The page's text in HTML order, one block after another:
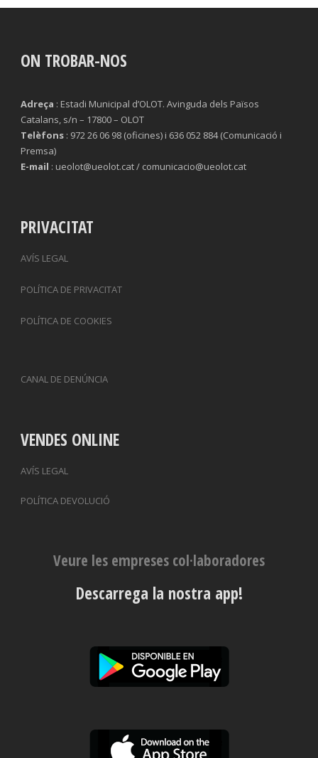
ON TROBAR-NOS
Adreça : Estadi Municipal d’OLOT. Avinguda dels Països
Catalans, s/n – 17800 – OLOT
Telèfons : 972 26 06 98 (oficines) i 636 052 884 (Comunicació i
Premsa)
E-mail : ueolot@ueolot.cat / comunicacio@ueolot.cat
PRIVACITAT
AVÍS LEGAL
POLÍTICA DE PRIVACITAT
POLÍTICA DE COOKIES
CANAL DE DENÚNCIA
VENDES ONLINE
AVÍS LEGAL
POLÍTICA DEVOLUCIÓ
Veure les empreses col·laboradores
Descarrega la nostra app!